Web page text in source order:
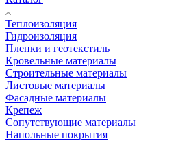
Теплоизоляция
Гидроизоляция
Пленки и геотекстиль
Кровельные материалы
Строительные материалы
Листовые материалы
Фасадные материалы
Крепеж
Сопутствующие материалы
Напольные покрытия